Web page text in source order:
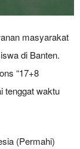
masyarakat
di Banten.
“17+8
tenggat waktu
(Permahi)